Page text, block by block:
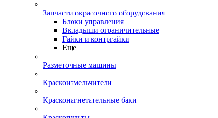
Запчасти окрасочного оборудования
Блоки управления
Вкладыши ограничительные
Гайки и контргайки
Еще
Разметочные машины
Краскоизмельчители
Красконагнетательные баки